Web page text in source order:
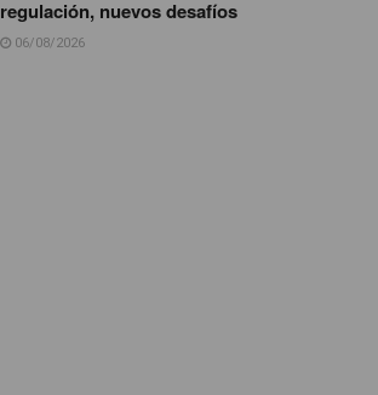
regulación, nuevos desafíos
06/08/2026